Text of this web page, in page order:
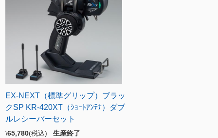
EX-NEXT（標準グリップ）ブラッ
クSP KR-420XT（ｼｮｰﾄｱﾝﾃﾅ）ダブ
ルレシーバーセット
\65,780(税込) 生産終了